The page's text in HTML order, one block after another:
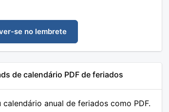
se no lembrete
de calendário PDF de feriados
calendário anual de feriados como PDF.